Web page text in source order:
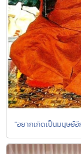
"อยากเกิดเป็นมนุษย์